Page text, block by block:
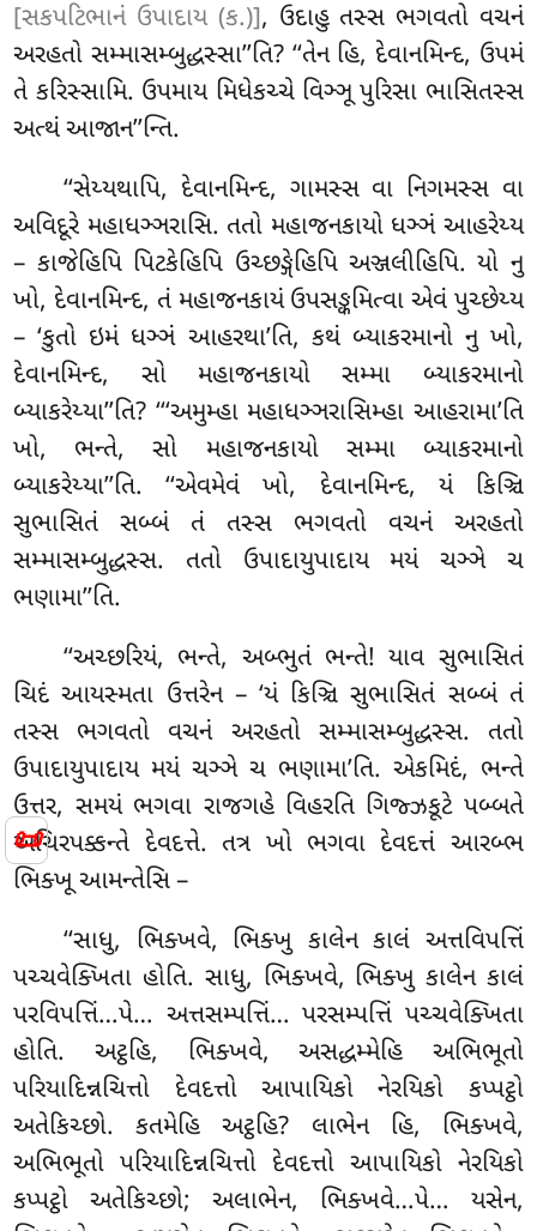
📜
[સકપટિભાનં ઉપાદાય (ક.)], ઉદાહુ તસ્સ ભગવતો વચનં
અરહતો સમ્માસમ્બુદ્ધસ્સા’’તિ? ‘‘તેન હિ, દેવાનમિન્દ, ઉપમં
તે કરિસ્સામિ. ઉપમાય મિધેકચ્ચે વિઞ્ઞૂ પુરિસા ભાસિતસ્સ
અત્થં આજાન’’ન્તિ.
‘‘સેય્યથાપિ, દેવાનમિન્દ, ગામસ્સ વા નિગમસ્સ વા
અવિદૂરે મહાધઞ્ઞરાસિ. તતો મહાજનકાયો ધઞ્ઞં આહરેય્ય
– કાજેહિપિ પિટકેહિપિ ઉચ્છઙ્ગેહિપિ અઞ્જલીહિપિ. યો નુ
ખો, દેવાનમિન્દ, તં મહાજનકાયં ઉપસઙ્કમિત્વા એવં પુચ્છેય્ય
– ‘કુતો ઇમં ધઞ્ઞં આહરથા’તિ, કથં બ્યાકરમાનો નુ ખો,
દેવાનમિન્દ, સો મહાજનકાયો સમ્મા બ્યાકરમાનો
બ્યાકરેય્યા’’તિ? ‘‘‘અમુમ્હા મહાધઞ્ઞરાસિમ્હા આહરામા’તિ
ખો, ભન્તે, સો મહાજનકાયો સમ્મા બ્યાકરમાનો
બ્યાકરેય્યા’’તિ. ‘‘એવમેવં ખો, દેવાનમિન્દ, યં કિઞ્ચિ
સુભાસિતં સબ્બં તં તસ્સ ભગવતો વચનં અરહતો
સમ્માસમ્બુદ્ધસ્સ. તતો ઉપાદાયુપાદાય મયં ચઞ્ઞે ચ
ભણામા’’તિ.
‘‘અચ્છરિયં, ભન્તે, અબ્ભુતં ભન્તે! યાવ સુભાસિતં
ચિદં આયસ્મતા ઉત્તરેન – ‘યં કિઞ્ચિસુભાસિતં સબ્બં તં
તસ્સ ભગવતો વચનં અરહતો સમ્માસમ્બુદ્ધસ્સ. તતો
ઉપાદાયુપાદાય મયં ચઞ્ઞે ચ ભણામા’તિ. એકમિદં, ભન્તે
ઉત્તર, સમયં ભગવા રાજગહે વિહરતિ ગિજ્ઝકૂટે પબ્બતે
અચિરપક્કન્તે દેવદત્તે. તત્ર ખો ભગવા દેવદત્તં આરબ્ભ
ભિક્ખૂ આમન્તેસિ –
‘‘સાધુ, ભિક્ખવે, ભિક્ખુ કાલેન કાલં અત્તવિપત્તિં
પચ્ચવેક્ખિતા હોતિ. સાધુ, ભિક્ખવે, ભિક્ખુ કાલેન કાલં
પરવિપત્તિં…પે… અત્તસમ્પત્તિં… પરસમ્પત્તિં પચ્ચવેક્ખિતા
હોતિ. અટ્ઠહિ, ભિક્ખવે, અસદ્ધમ્મેહિ અભિભૂતો
પરિયાદિન્નચિત્તો દેવદત્તો આપાયિકો નેરયિકો કપ્પટ્ઠો
અતેકિચ્છો. કતમેહિ અટ્ઠહિ? લાભેન હિ, ભિક્ખવે,
અભિભૂતો પરિયાદિન્નચિત્તો દેવદત્તો આપાયિકો નેરયિકો
કપ્પટ્ઠો અતેકિચ્છો; અલાભેન, ભિક્ખવે…પે… યસેન,